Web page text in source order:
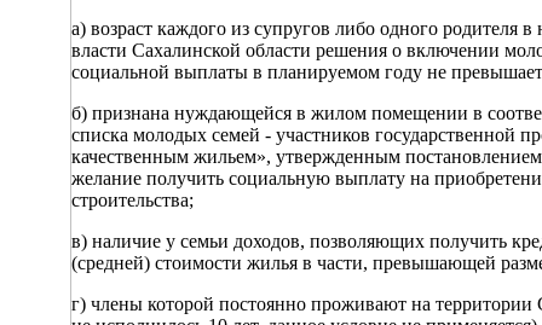
а) возраст каждого из супругов либо одного
власти Сахалинской области решения о включении
социальной выплаты в планируемом году не превышает
б) признана нуждающейся в жилом помещении в
списка молодых семей - участников государственной
качественным жильем», утвержденным
желание получить социальную выплату на
строительства;
в) наличие у семьи доходов, позволяющих получить
(средней) стоимости жилья в части, превышающей
г) члены которой постоянно проживают на территории